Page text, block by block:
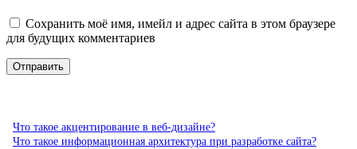
Сохранить моё имя, имейл и адрес сайта в этом браузере
для будущих комментариев
Что такое акцентирование в веб-дизайне?
Что такое информационная архитектура при разработке сайта?